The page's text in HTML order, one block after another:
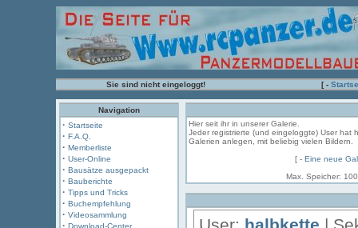
Sie sind nicht eingeloggt! [ -
Navigation
· Startseite
· F.A.Q.
· Memberliste
· User-Online
· Bausätze ausgepackt
· Bauberichte
· Tipps und Tricks
· Buchempfehlung
· Videosammlung
· Download-Center
Hier seit ihr in unserer Galerie.
Jeder registrierte (und eingeloggte) User hat
Galerien anlegen, mit beliebig vielen Bildern.
[ - Eine neue
Max. Speicher: